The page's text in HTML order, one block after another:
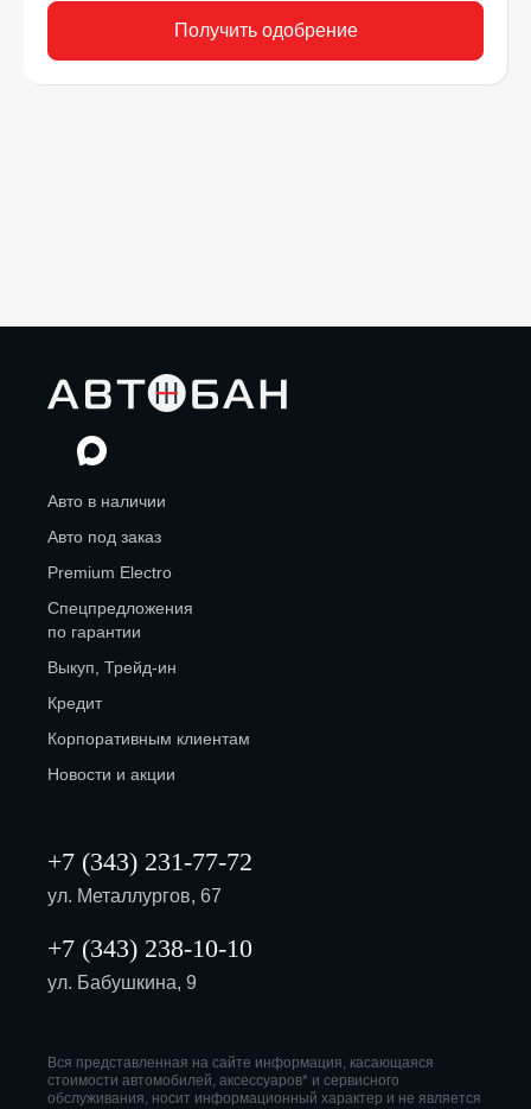
Получить одобрение
Авто в наличии
Авто под заказ
Premium Electro
Спецпредложения
по гарантии
Выкуп, Трейд-ин
Кредит
Корпоративным клиентам
Новости и акции
+7 (343) 231-77-72
ул. Металлургов, 67
+7 (343) 238-10-10
ул. Бабушкина, 9
Вся представленная на сайте информация, касающаяся
стоимости автомобилей, аксессуаров* и сервисного
обслуживания, носит информационный характер и не является